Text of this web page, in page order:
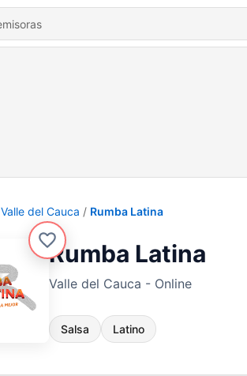
Valle del Cauca Rumba Latina
Rumba Latina
Valle del Cauca - Online
Salsa Latino